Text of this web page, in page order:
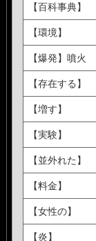
【百科事典】
【環境】
【爆発】噴火
【存在する】
【増す】
【実験】
【並外れた】
【料金】
【女性の】
【炎】